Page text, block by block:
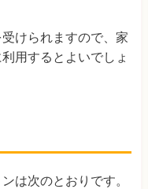
けられますので、家
用するとよいでしょ
は次のとおりです。